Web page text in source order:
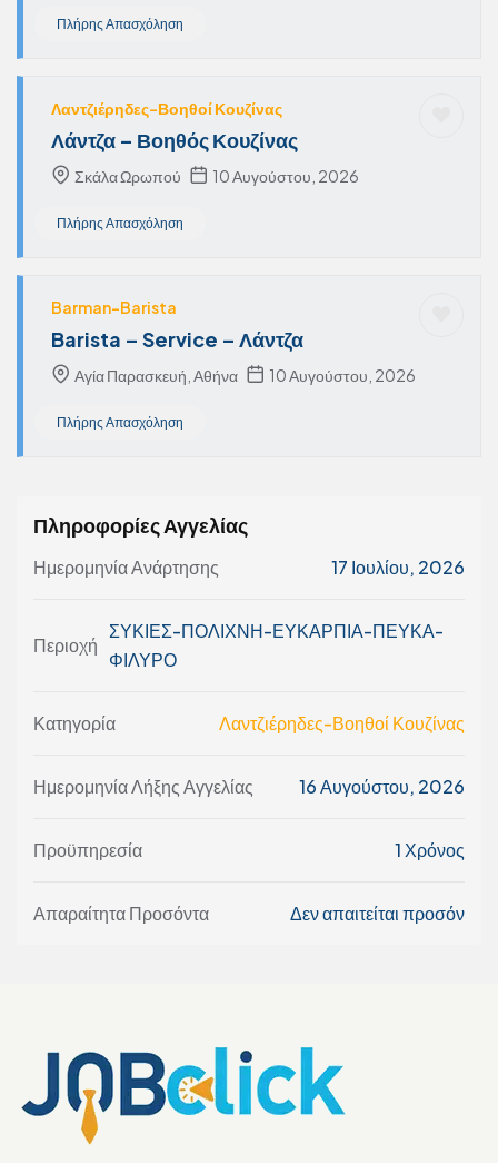
Πλήρης Απασχόληση
Λαντζιέρηδες-Βοηθοί Κουζίνας
Λάντζα – Βοηθός Κουζίνας
Σκάλα Ωρωπού 10 Αυγούστου, 2026
Πλήρης Απασχόληση
Barman-Barista
Barista – Service – Λάντζα
Αγία Παρασκευή, Αθήνα 10 Αυγούστου, 2026
Πλήρης Απασχόληση
Πληροφορίες Αγγελίας
Ημερομηνία Ανάρτησης 17 Ιουλίου, 2026
Περιοχή
ΣΥΚΙΕΣ-ΠΟΛΙΧΝΗ-ΕΥΚΑΡΠΙΑ-ΠΕΥΚΑ-
ΦΙΛΥΡΟ
Κατηγορία Λαντζιέρηδες-Βοηθοί Κουζίνας
Ημερομηνία Λήξης Αγγελίας 16 Αυγούστου, 2026
Προϋπηρεσία 1 Χρόνος
Απαραίτητα Προσόντα Δεν απαιτείται προσόν